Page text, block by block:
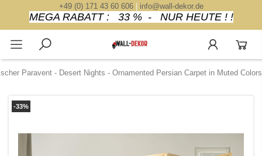
+49 (0) 171 43 60 606| info@wall-dekor.de
MEGA RABATT : 33 % - NUR HEUTE ! !
Paravent - Desert Nights - Ornamented Persian Carpet in Muted Colors
-33%